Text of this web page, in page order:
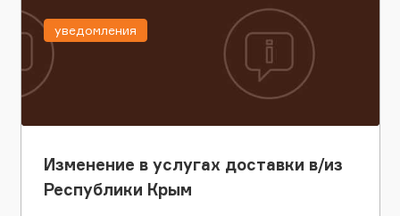
Изменение в услугах доставки в/из
Республики Крым
уведомления